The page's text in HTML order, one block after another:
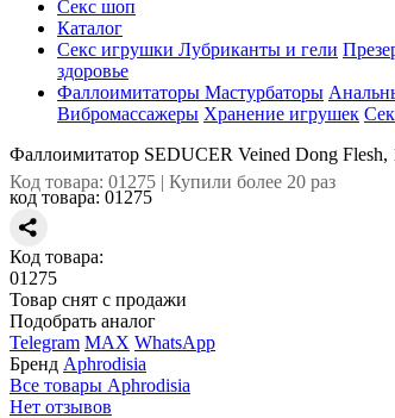
Секс шоп
Каталог
Секс игрушки Лубриканты и гели
здоровье
Фаллоимитаторы Мастурбаторы
Вибромассажеры Хранение игрушек
Фаллоимитатор SEDUCER Veined Dong
Код товара: 01275 | Купили более 20 раз
код товара: 01275
Код товара:
01275
Товар снят с продажи
Подобрать аналог
Telegram MAX WhatsApp
Бренд Aphrodisia
Все товары Aphrodisia
Нет отзывов